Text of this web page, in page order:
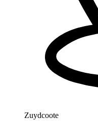
Zuydcoote